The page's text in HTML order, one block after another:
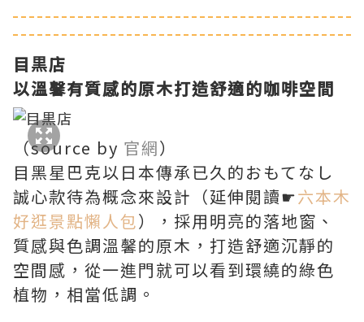
目黒店
以溫馨有質感的原木打造舒適的咖啡空間
（source by 官網）
目黑星巴克以日本傳承已久的おもてなし
誠心款待為概念來設計（延伸閱讀☛六本木
好逛景點懶人包），採用明亮的落地窗、
質感與色調溫馨的原木，打造舒適沉靜的
空間感，從一進門就可以看到環繞的綠色
植物，相當低調。